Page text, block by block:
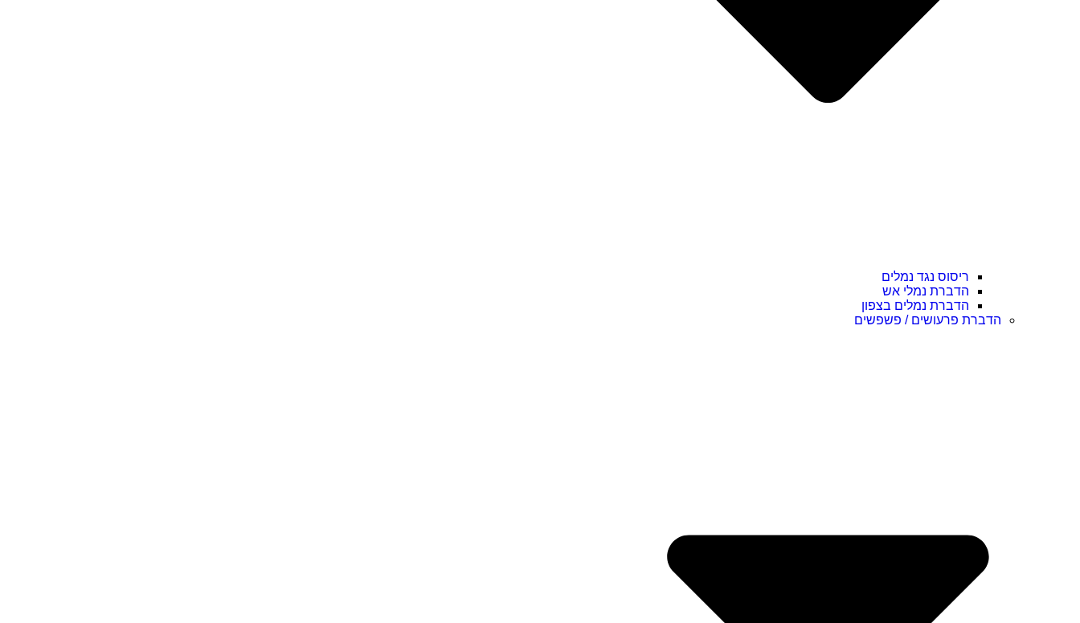
ריסוס נגד נמלים
הדברת נמלי אש
הדברת נמלים בצפון
הדברת פרעושים / פשפשים